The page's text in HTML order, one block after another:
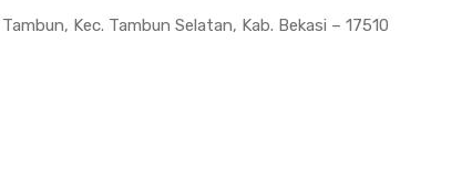
Kec. Tambun Selatan, Kab. Bekasi – 17510